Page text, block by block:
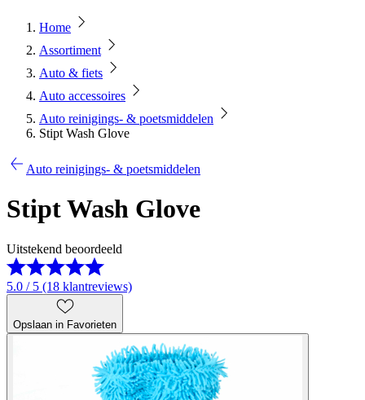
Home
Assortiment
Auto & fiets
Auto accessoires
Auto reinigings- & poetsmiddelen
Stipt Wash Glove
Auto reinigings- & poetsmiddelen
Stipt Wash Glove
Uitstekend beoordeeld
5.0 / 5 (18 klantreviews)
Opslaan in Favorieten